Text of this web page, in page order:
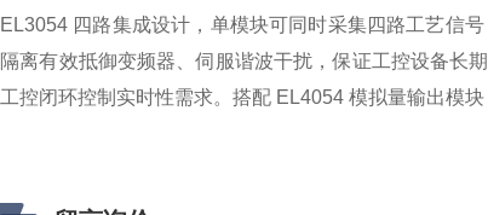
EL3054 四路集成设计，单模块可同时采集四路工艺信
隔离有效抵御变频器、伺服谐波干扰，保证工控设备长
工控闭环控制实时性需求。搭配 EL4054 模拟量输出模